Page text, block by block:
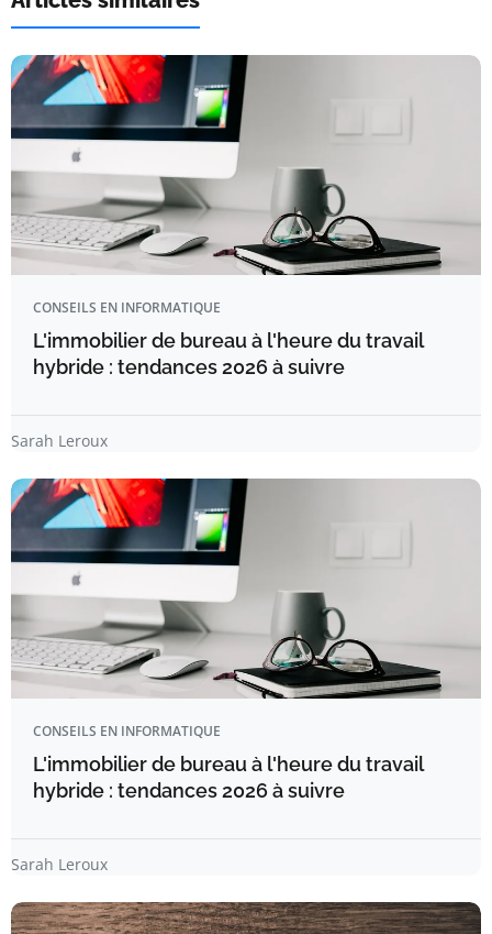
CONSEILS EN INFORMATIQUE
L'immobilier de bureau à l'heure du travail
hybride : tendances 2026 à suivre
Sarah Leroux
CONSEILS EN INFORMATIQUE
L'immobilier de bureau à l'heure du travail
hybride : tendances 2026 à suivre
Sarah Leroux